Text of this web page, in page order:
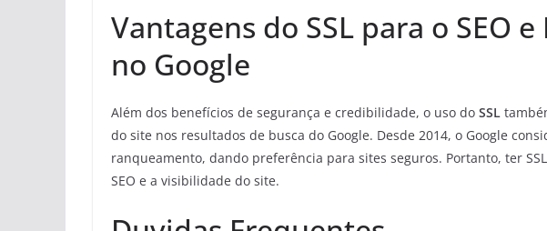
Vantagens do SSL para o SEO
no Google
Além dos benefícios de segurança e credibilidade, o uso do SSL
do site nos resultados de busca do Google. Desde 2014, o Google
ranqueamento, dando preferência para sites seguros. Portanto, ter
SEO e a visibilidade do site.